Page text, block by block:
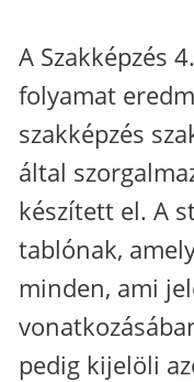
A Szakképzés
folyamat
szakképzés
által
készített el. A
tablónak,
minden, ami
pedig kijelöli